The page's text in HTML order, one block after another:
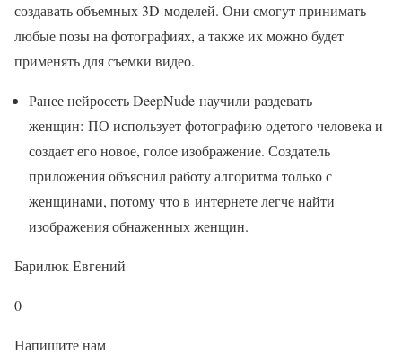
создавать объемных 3D-моделей. Они смогут принимать
любые позы на фотографиях, а также их можно будет
применять для съемки видео.
Ранее нейросеть DeepNude научили раздевать
женщин: ПО использует фотографию одетого человека и
создает его новое, голое изображение. Создатель
приложения объяснил работу алгоритма только с
женщинами, потому что в интернете легче найти
изображения обнаженных женщин.
Барилюк Евгений
0
Напишите нам